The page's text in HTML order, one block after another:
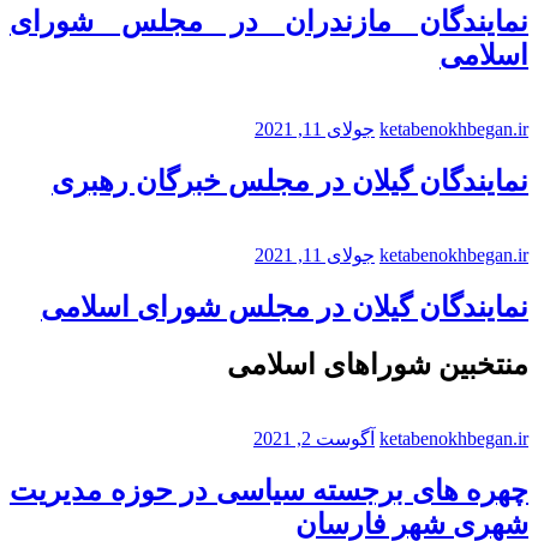
نمایندگان مازندران در مجلس شورای
اسلامی
ketabenokhbegan.ir جولای 11, 2021
نمایندگان گیلان در مجلس خبرگان رهبری
ketabenokhbegan.ir جولای 11, 2021
نمایندگان گیلان در مجلس شورای اسلامی
منتخبین شوراهای اسلامی
ketabenokhbegan.ir آگوست 2, 2021
چهره های برجسته سیاسی در حوزه مدیریت
شهری شهر فارسان